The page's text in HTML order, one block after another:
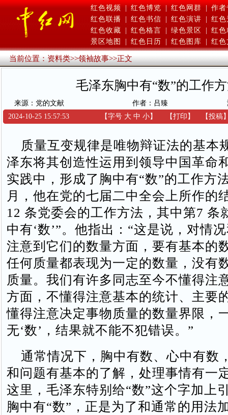
红色视频 | 红色博览 | 红色网群 | 作者
红色联播
红色书信 红色演讲
红色
红色收藏
红色格言 绿色景区
红色
景区地图
红色日历 红色图库 红色
当前位置：资料类>>领袖故事>>正文
毛泽东胸中有“数”的工作
来源：党的文献 作者：吕臻
2024-10-25 15:57:53
【字号 大 中 小】 【打印 】 【投稿
质量互变规律是唯物辩证法的基本
泽东将其创造性运用到领导中国革命
实践中，形成了胸中有“数”的工作方
月，他在党的七届二中全会上所作的
12 条党委会的工作方法，其中第7 条
中有‘数’”。他指出：“这是说，对情
注意到它们的数量方面，要有基本的
任何质量都表现为一定的数量，没有
质量。我们有许多同志至今不懂得注
方面，不懂得注意基本的统计、主要
懂得注意决定事物质量的数量界限，
无‘数’，结果就不能不犯错误。”
通常情况下，胸中有数、心中有数
和问题有基本的了解，处理事情有一
这里，毛泽东特别给“数”这个字加上
胸中有“数”，正是为了和通常的用法